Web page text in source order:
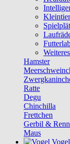
Hamster
Ratte
Degu
Chinchilla
Frettchen
Gerbil &
Maus
Vogel